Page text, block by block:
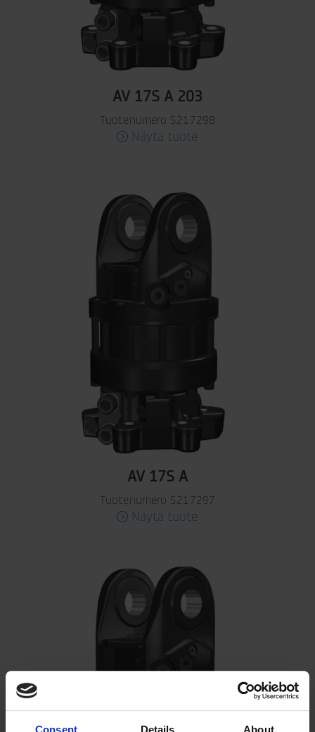
Consent Details About
AV 17S A 203
Tuotenumero 5217298
Näytä tuote
AV 17S A
Tuotenumero 5217297
Näytä tuote